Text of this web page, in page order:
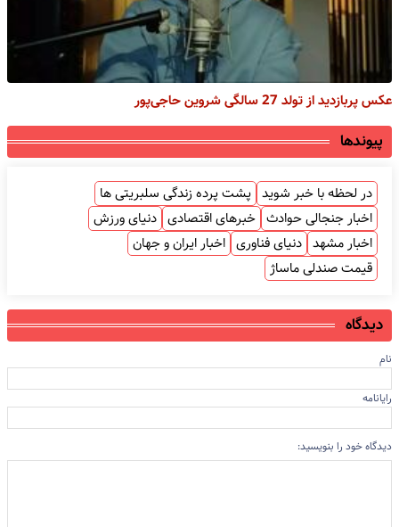
عکس پربازدید از تولد 27 سالگی شروین حاجی‌پور
پیوندها
در لحظه با خبر شوید پشت پرده زندگی سلبریتی ها
اخبار جنجالی حوادث خبرهای اقتصادی دنیای ورزش
اخبار مشهد دنیای فناوری اخبار ایران و جهان
قیمت صندلی ماساژ
دیدگاه
نام
رایانامه
دیدگاه خود را بنویسید: